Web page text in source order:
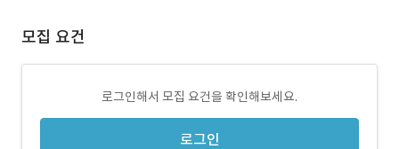
모집 요건
로그인해서 모집 요건을 확인해보세요.
로그인